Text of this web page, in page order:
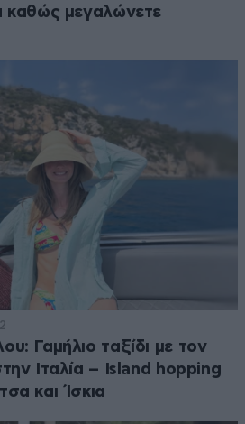
καθώς μεγαλώνετε
Γαμήλιο ταξίδι με τον
Ιταλία – Island hopping
και Ίσκια